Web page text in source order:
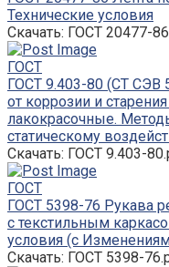
Технические условия
Скачать: ГОСТ 20477-
ГОСТ
ГОСТ 9.403-80 (СТ СЭВ
от коррозии и
лакокрасочные.
статическому
Скачать: ГОСТ 9.403-
ГОСТ
ГОСТ 5398-76 Рукава
с текстильным
условия (с
Скачать: ГОСТ 5398-